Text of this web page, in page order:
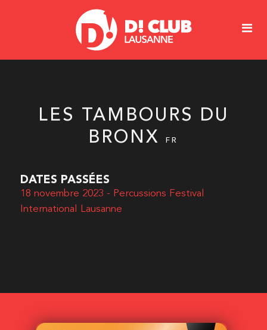
LES TAMBOURS DU
BRONX
FR
DATES PASSÉES
18 novembre 2023 - Percussions Festival
International Lausanne